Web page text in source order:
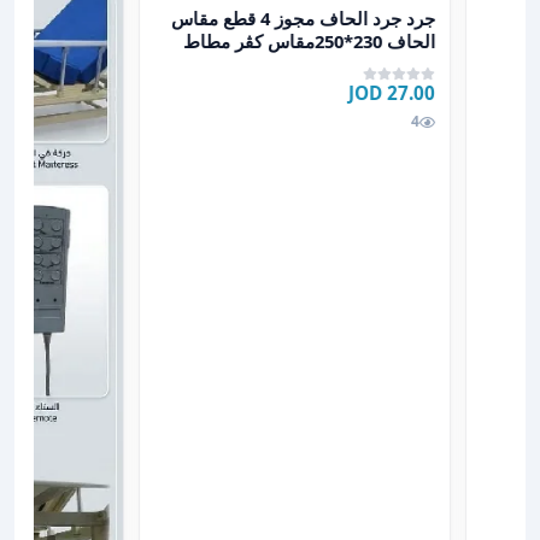
عرض تفاصيل جرد جرد الحاف مجوز 4 قطع مقاس الحاف 230*250مقاس كڤر مطاط 200*200+30وجهين مخدات س
جرد جرد الحاف مجوز 4 قطع مقاس
الحاف 230*250مقاس كڤر مطاط
200*200+30وجهين مخدات س
27.00 JOD
4